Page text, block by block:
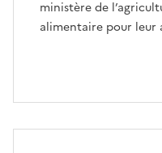
ministère de
alimentaire pour leur